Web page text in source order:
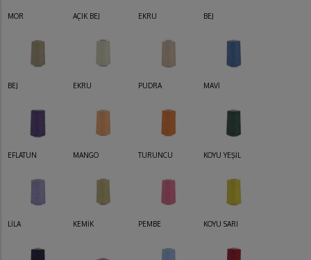
MOR AÇIK BEJ EKRU BEJ
BEJ EKRU PUDRA MAVİ
EFLATUN MANGO TURUNCU KOYU YEŞİL
LİLA KEMİK PEMBE KOYU SARI